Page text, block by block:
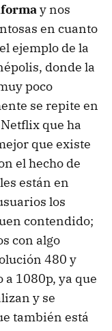
y nos
en cuanto
ejemplo de la
donde la
poco
se repite en
que ha
que existe
el hecho de
están en
los
contendido;
con algo
480 y
1080p, ya que
y se
también está